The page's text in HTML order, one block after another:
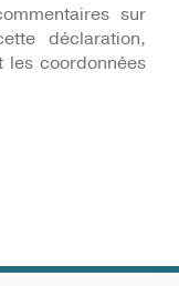
sur
déclaration,
les coordonnées